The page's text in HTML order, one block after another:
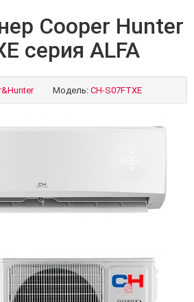
Cooper Hunter
серия ALFA
Модель: CH-S07FTXE